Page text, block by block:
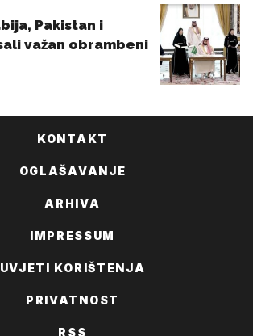
KONTAKT
OGLAŠAVANJE
ARHIVA
IMPRESSUM
UVJETI KORIŠTENJA
PRIVATNOST
RSS